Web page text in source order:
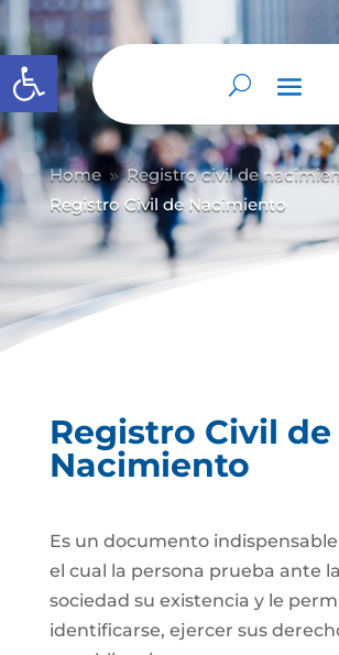
Abrir barra de herramientas
Home 9 Registro civil de
Registro Civil de Nacimiento
Registro Civil de
Nacimiento
Es un documento
el cual la persona prueba ante
sociedad su existencia y le
identificarse, ejercer sus